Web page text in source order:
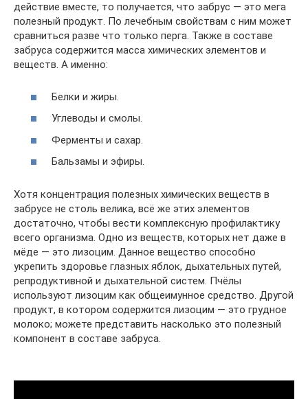
действие вместе, то получается, что забрус — это мега
полезный продукт. По лечебным свойствам с ним может
сравниться разве что только перга. Также в составе
забруса содержится масса химических элементов и
веществ. А именно:
Белки и жиры.
Углеводы и смолы.
Ферменты и сахар.
Бальзамы и эфиры.
Хотя концентрация полезных химических веществ в
забрусе не столь велика, всё же этих элементов
достаточно, чтобы вести комплексную профилактику
всего организма. Одно из веществ, которых нет даже в
мёде — это лизоцим. Данное вещество способно
укрепить здоровье глазных яблок, дыхательных путей,
репродуктивной и дыхательной систем. Пчёлы
используют лизоцим как общеимунное средство. Другой
продукт, в котором содержится лизоцим — это грудное
молоко; можете представить насколько это полезный
компонент в составе забруса.